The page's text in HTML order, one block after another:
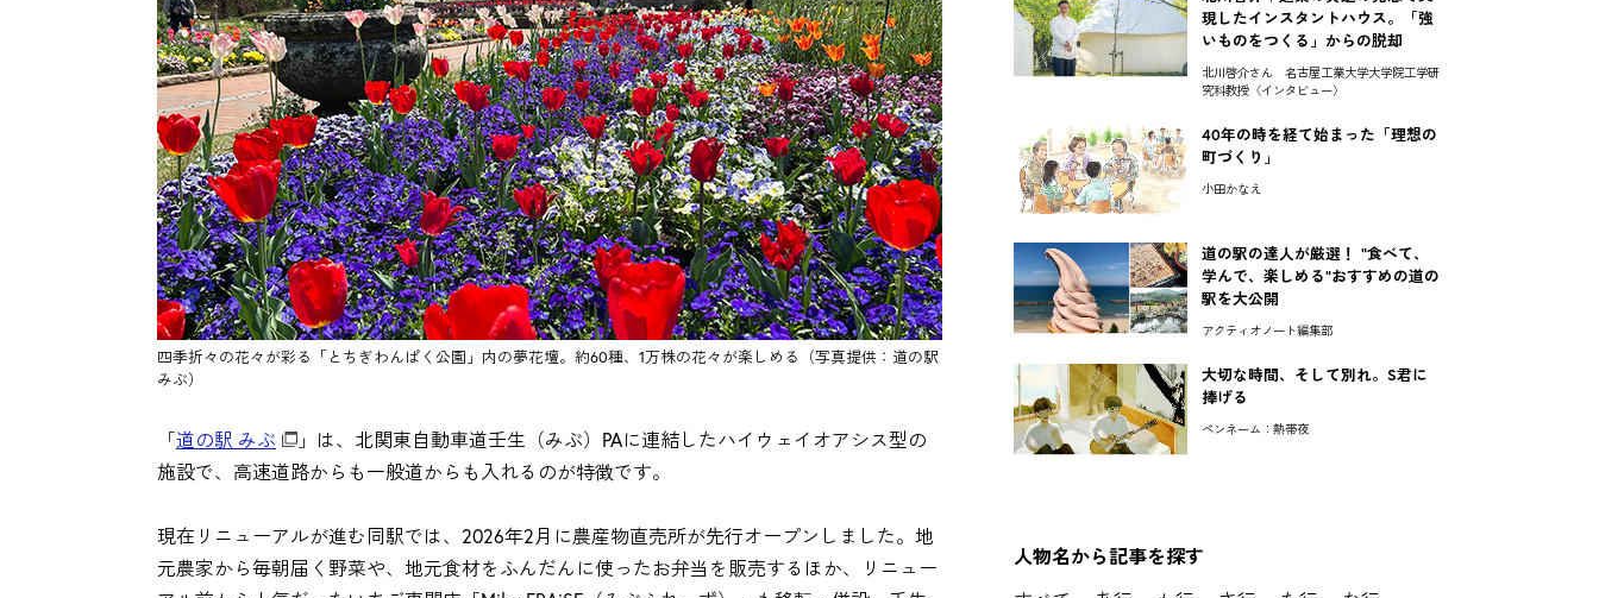
四季折々の花々が彩る「とちぎわんぱく公園」内の夢花壇。約60種、1万株の花々が楽しめる（写真提供：道の駅
みぶ）
「道の駅 みぶ
」は、北関東自動車道壬生（みぶ）PAに連結したハイウェイオアシス型の
施設で、高速道路からも一般道からも入れるのが特徴です。
現在リニューアルが進む同駅では、2026年2月に農産物直売所が先行オープンしました。地
元農家から毎朝届く野菜や、地元食材をふんだんに使ったお弁当を販売するほか、リニュー
現したインスタントハウス。「強
いものをつくる」からの脱却
北川啓介さん 名古屋工業大学大学院工学研
究科教授〈インタビュー〉
40年の時を経て始まった「理想の
町づくり」
小田かなえ
道の駅の達人が厳選！ "食べて、
学んで、楽しめる"おすすめの道の
駅を大公開
アクティオノート編集部
大切な時間、そして別れ。S君に
捧げる
ペンネーム：熱帯夜
人物名から記事を探す